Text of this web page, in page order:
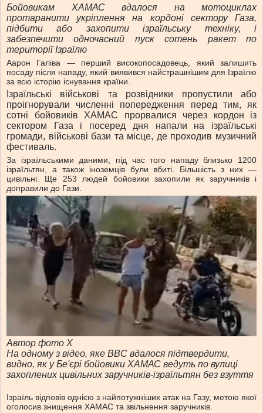
Бойовикам ХАМАС вдалося на мотоциклах
протаранити укріплення на кордоні сектору Газа,
підбити або захопити ізраїльську техніку, і
забезпечити одночасний пуск сотень ракет по
території Ізраїлю
Аарон Галіва — перший високопосадовець, який залишить
посаду після нападу, який виявився найстрашнішим для Ізраїлю
за всю історію існування країни.
Ізраїльські військові та розвідники пропустили або
проігнорували численні попередження перед тим, як
сотні бойовиків ХАМАС прорвалися через кордон із
сектором Газа і посеред дня напали на ізраїльські
громади, військові бази та місце, де проходив музичний
фестиваль.
За ізраїльськими даними, під час того нападу близько 1200
ізраїльтян, а також іноземців були вбиті. Більшість з них —
цивільні. Ще 253 людей бойовики захопили як заручників і
доправили до Гази.
Автор фото Х
На одному з відео, яке ВВС вдалося підтвердити,
видно, як у Бе'єрі бойовики ХАМАС ведуть по вулиці
захоплених цивільних заручників-ізраїльтян без взуття
Ізраїль відповів однією з найпотужніших атак на Газу, метою якої
оголосив знищення ХАМАС та звільнення заручників.